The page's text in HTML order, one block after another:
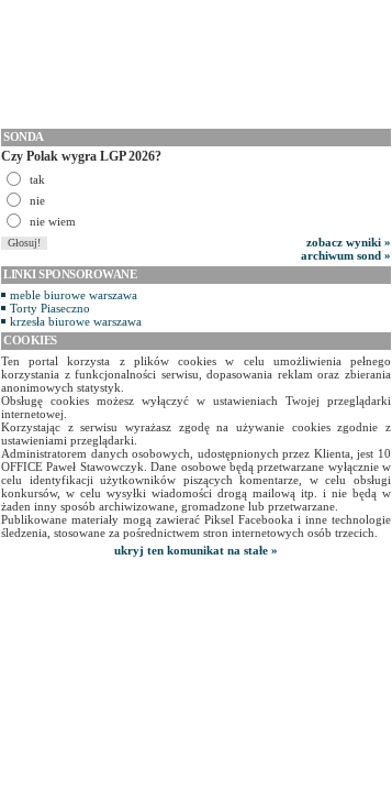
SONDA
Czy Polak wygra LGP 2026?
tak
nie
nie wiem
zobacz wyniki »
archiwum sond »
LINKI SPONSOROWANE
meble biurowe warszawa
Torty Piaseczno
krzesła biurowe warszawa
COOKIES
Ten portal korzysta z plików cookies w celu umożliwienia pełnego
korzystania z funkcjonalności serwisu, dopasowania reklam oraz zbierania
anonimowych statystyk.
Obsługę cookies możesz wyłączyć w ustawieniach Twojej przeglądarki
internetowej.
Korzystając z serwisu wyrażasz zgodę na używanie cookies zgodnie z
ustawieniami przeglądarki.
Administratorem danych osobowych, udostępnionych przez Klienta, jest 10
OFFICE Paweł Stawowczyk. Dane osobowe będą przetwarzane wyłącznie w
celu identyfikacji użytkowników piszących komentarze, w celu obsługi
konkursów, w celu wysyłki wiadomości drogą mailową itp. i nie będą w
żaden inny sposób archiwizowane, gromadzone lub przetwarzane.
Publikowane materiały mogą zawierać Piksel Facebooka i inne technologie
śledzenia, stosowane za pośrednictwem stron internetowych osób trzecich.
ukryj ten komunikat na stałe »